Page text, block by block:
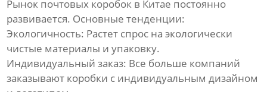
Рынок почтовых коробок в Китае постоянно
развивается. Основные тенденции:
Экологичность: Растет спрос на экологически
чистые материалы и упаковку.
Индивидуальный заказ: Все больше компаний
заказывают коробки с индивидуальным дизайном